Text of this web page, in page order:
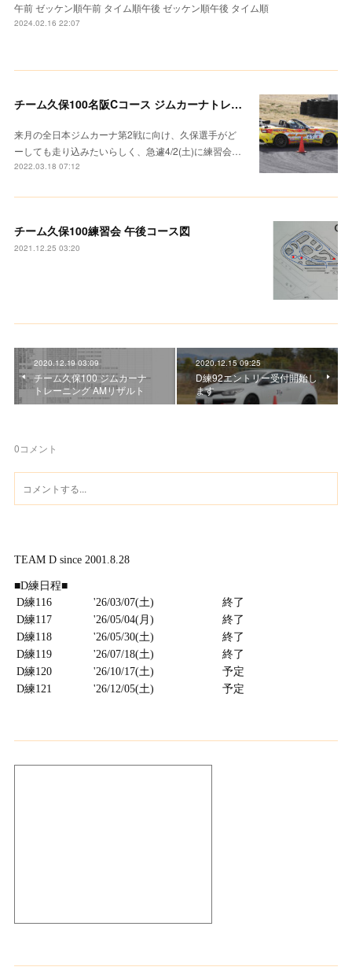
午前 ゼッケン順午前 タイム順午後 ゼッケン順午後 タイム順
2024.02.16 22:07
チーム久保100名阪Cコース ジムカーナトレーニング 開催
来月の全日本ジムカーナ第2戦に向け、久保選手がど
ーしても走り込みたいらしく、急遽4/2(土)に練習会…
2022.03.18 07:12
チーム久保100練習会 午後コース図
2021.12.25 03:20
2020.12.19 03:09
チーム久保100 ジムカーナ
トレーニング AMリザルト
2020.12.15 09:25
D練92エントリー受付開始し
ます
0コメント